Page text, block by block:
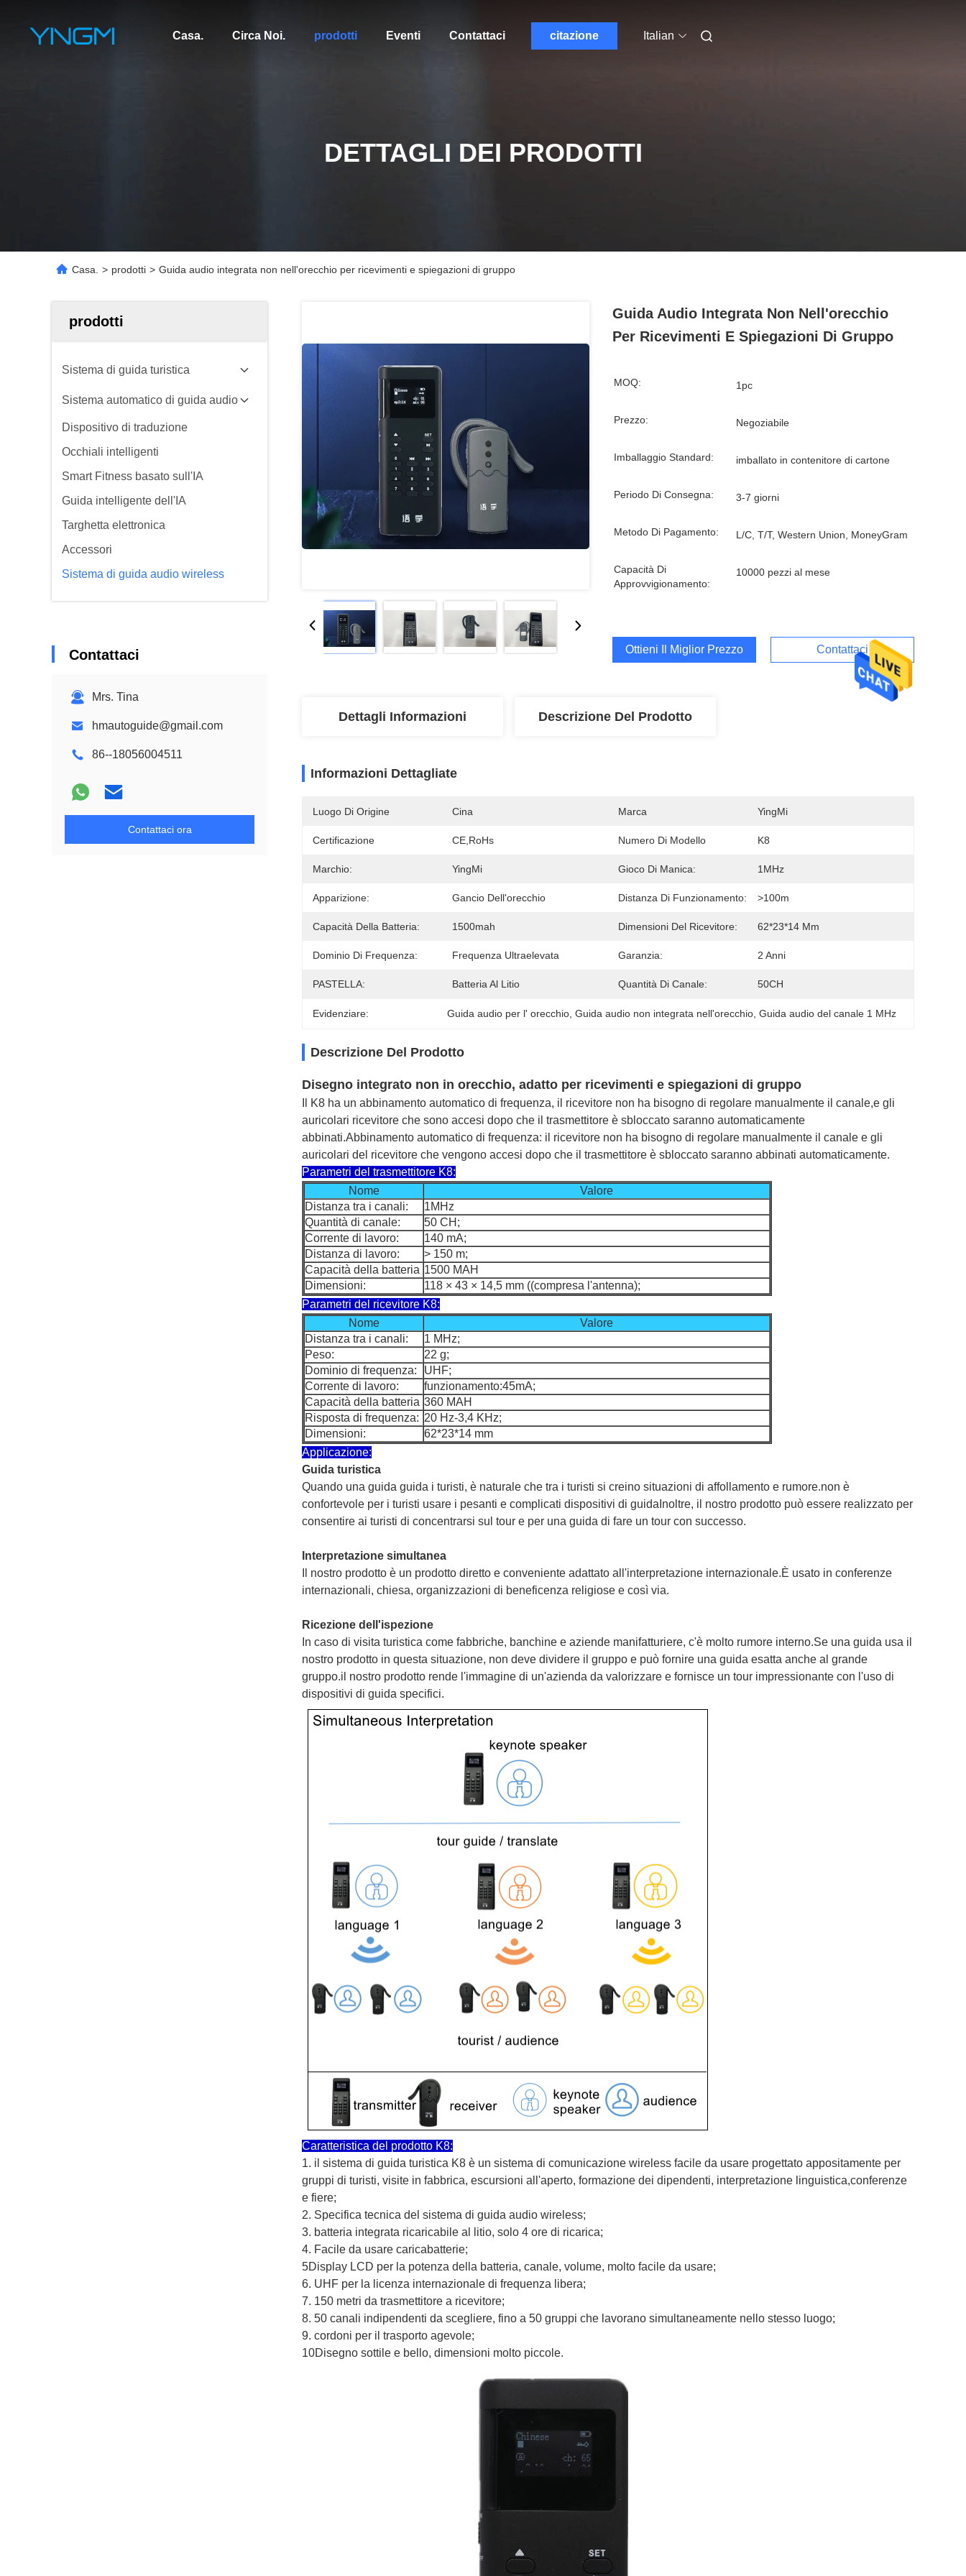
Casa. Circa Noi. prodotti Eventi Contattaci citazione Italian
DETTAGLI DEI PRODOTTI
Casa. > prodotti > Guida audio integrata non nell'orecchio per ricevimenti e spiegazioni di gruppo
prodotti
Sistema di guida turistica
Sistema automatico di guida audio
Dispositivo di traduzione
Occhiali intelligenti
Smart Fitness basato sull'IA
Guida intelligente dell'IA
Targhetta elettronica
Accessori
Sistema di guida audio wireless
Contattaci
Mrs. Tina
hmautoguide@gmail.com
86--18056004511
Contattaci ora
Guida Audio Integrata Non Nell'orecchio
Per Ricevimenti E Spiegazioni Di Gruppo
MOQ: 1pc
Prezzo: Negoziabile
Imballaggio Standard: imballato in contenitore di cartone
Periodo Di Consegna: 3-7 giorni
Metodo Di Pagamento: L/C, T/T, Western Union, MoneyGram
Capacità Di
Approvvigionamento:
10000 pezzi al mese
Ottieni Il Miglior Prezzo Contattaci
Dettagli Informazioni Descrizione Del Prodotto
Informazioni Dettagliate
Luogo Di Origine Cina Marca YingMi
Certificazione CE,RoHs Numero Di Modello K8
Marchio: YingMi Gioco Di Manica: 1MHz
Apparizione: Gancio Dell'orecchio Distanza Di Funzionamento: >100m
Capacità Della Batteria: 1500mah Dimensioni Del Ricevitore: 62*23*14 Mm
Dominio Di Frequenza: Frequenza Ultraelevata Garanzia: 2 Anni
PASTELLA: Batteria Al Litio Quantità Di Canale: 50CH
Evidenziare: Guida audio per l' orecchio , Guida audio non integrata nell'orecchio , Guida audio del canale 1 MHz
Descrizione Del Prodotto
Disegno integrato non in orecchio, adatto per ricevimenti e spiegazioni di gruppo
Il K8 ha un abbinamento automatico di frequenza, il ricevitore non ha bisogno di regolare manualmente il canale,e gli
auricolari ricevitore che sono accesi dopo che il trasmettitore è sbloccato saranno automaticamente
abbinati.Abbinamento automatico di frequenza: il ricevitore non ha bisogno di regolare manualmente il canale e gli
auricolari del ricevitore che vengono accesi dopo che il trasmettitore è sbloccato saranno abbinati automaticamente.
Parametri del trasmettitore K8:
Nome
Valore
Distanza tra i canali:
1MHz
Quantità di canale:
50 CH;
Corrente di lavoro:
140 mA;
Distanza di lavoro:
> 150 m;
Capacità della batteria 1500 MAH
Dimensioni:
118 × 43 × 14,5 mm ((compresa l'antenna);
Parametri del ricevitore K8:
Nome
Valore
Distanza tra i canali:
1 MHz;
Peso:
22 g;
Dominio di frequenza:
UHF;
Corrente di lavoro:
funzionamento:45mA;
Capacità della batteria 360 MAH
Risposta di frequenza: 20 Hz-3,4 KHz;
Dimensioni:
62*23*14 mm
Applicazione:
Guida turistica
Quando una guida guida i turisti, è naturale che tra i turisti si creino situazioni di affollamento e rumore.non è
confortevole per i turisti usare i pesanti e complicati dispositivi di guidaInoltre, il nostro prodotto può essere realizzato per
consentire ai turisti di concentrarsi sul tour e per una guida di fare un tour con successo.
Interpretazione simultanea
Il nostro prodotto è un prodotto diretto e conveniente adattato all'interpretazione internazionale.È usato in conferenze
internazionali, chiesa, organizzazioni di beneficenza religiose e così via.
Ricezione dell'ispezione
In caso di visita turistica come fabbriche, banchine e aziende manifatturiere, c'è molto rumore interno.Se una guida usa il
nostro prodotto in questa situazione, non deve dividere il gruppo e può fornire una guida esatta anche al grande
gruppo.il nostro prodotto rende l'immagine di un'azienda da valorizzare e fornisce un tour impressionante con l'uso di
dispositivi di guida specifici.
Caratteristica del prodotto K8:
1. il sistema di guida turistica K8 è un sistema di comunicazione wireless facile da usare progettato appositamente per
gruppi di turisti, visite in fabbrica, escursioni all'aperto, formazione dei dipendenti, interpretazione linguistica,conferenze
e fiere;
2. Specifica tecnica del sistema di guida audio wireless;
3. batteria integrata ricaricabile al litio, solo 4 ore di ricarica;
4. Facile da usare caricabatterie;
5Display LCD per la potenza della batteria, canale, volume, molto facile da usare;
6. UHF per la licenza internazionale di frequenza libera;
7. 150 metri da trasmettitore a ricevitore;
8. 50 canali indipendenti da scegliere, fino a 50 gruppi che lavorano simultaneamente nello stesso luogo;
9. cordoni per il trasporto agevole;
10Disegno sottile e bello, dimensioni molto piccole.